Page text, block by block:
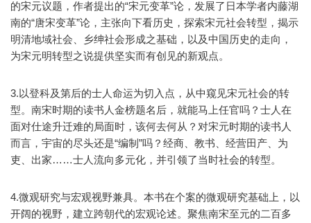
的宋元议题，作者提出的“宋元变革”论，发展了日本学者内藤湖
南的“唐宋变革”论，主张向下看历史，探索宋元社会转型，揭示
明清地域社会、乡绅社会形成之基础，以及中国历史的走向，
为宋元明转型之说提供坚实而有创见的新观点。
3.以登科及第后的士人命运为切入点，从中窥见宋元社会的转
型。南宋时期的读书人金榜题名后，就能马上任官吗？士人在
面对仕途升迁难的局面时，该何去何从？对宋元时期的读书人
而言，宇宙的尽头还是“编制”吗？经商、教书、经营田产、为
吏、出家……士人流向多元化，并引领了当时社会的转型。
4.微观研究与宏观视野兼具。本书在个案的微观研究基础上，以
开阔的视野，建立跨朝代的宏观论述。聚焦南宋至元的二百多